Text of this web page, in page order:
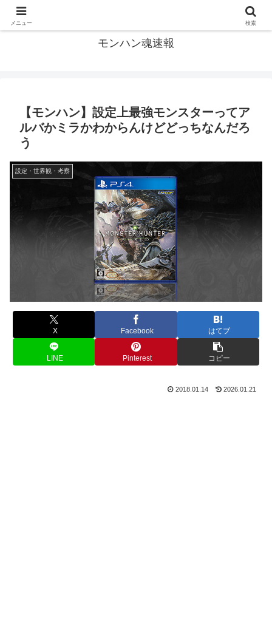
モンハン魂速報
【モンハン】設定上最強モンスターってア
ルバかミラかわからんけどどっちなんだろ
う
設定・世界観・考察
X Facebook はてブ
LINE Pinterest コピー
2018.01.14 2026.01.21
メニュー 検索